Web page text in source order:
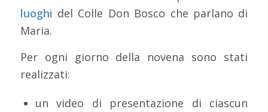
luoghi del Colle Don Bosco che parlano di
Maria.
Per ogni giorno della novena sono stati
realizzati:
un video di presentazione di ciascun